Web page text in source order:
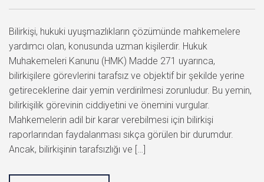
Bilirkişi, hukuki uyuşmazlıkların çözümünde mahkemelere
yardımcı olan, konusunda uzman kişilerdir. Hukuk
Muhakemeleri Kanunu (HMK) Madde 271 uyarınca,
bilirkişilere görevlerini tarafsız ve objektif bir şekilde yerine
getireceklerine dair yemin verdirilmesi zorunludur. Bu yemin,
bilirkişilik görevinin ciddiyetini ve önemini vurgular.
Mahkemelerin adil bir karar verebilmesi için bilirkişi
raporlarından faydalanması sıkça görülen bir durumdur.
Ancak, bilirkişinin tarafsızlığı ve […]